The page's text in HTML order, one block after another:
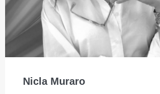
Nicla Muraro